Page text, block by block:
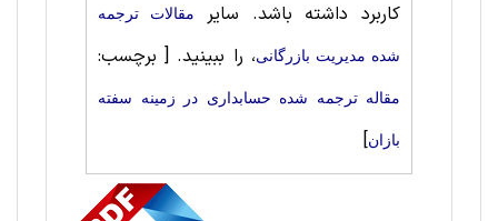
کاربرد داشته باشد. سایر
مقالات ترجمه
شده مدیریت بازرگانی، را ببینید. [ برچسب:
مقاله ترجمه شده حسابداری در زمینه سفته
بازان]